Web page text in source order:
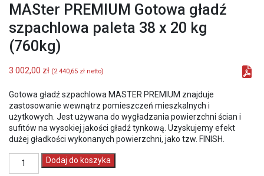
MASter PREMIUM Gotowa gładź
szpachlowa paleta 38 x 20 kg
(760kg)
3 002,00 zł (2 440,65 zł netto)
Gotowa gładź szpachlowa MASTER PREMIUM znajduje
zastosowanie wewnątrz pomieszczeń mieszkalnych i
użytkowych. Jest używana do wygładzania powierzchni ścian i
sufitów na wysokiej jakości gładź tynkową. Uzyskujemy efekt
dużej gładkości wykonanych powierzchni, jako tzw. FINISH.
ilość
MASter
Dodaj do koszyka